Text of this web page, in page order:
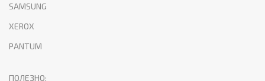
SAMSUNG
XEROX
PANTUM
ПОЛЕЗНО: